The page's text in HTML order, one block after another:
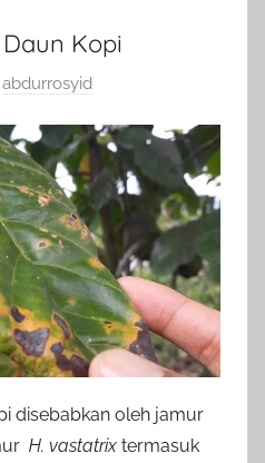
Kopi
abdurrosyid
disebabkan oleh jamur
H. vastatrix termasuk